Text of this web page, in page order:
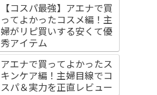
【コスパ最強】アエナで買
ってよかったコスメ編！主
婦がリピ買いする安くて優
秀アイテム
アエナで買ってよかったス
キンケア編！主婦目線でコ
スパ＆実力を正直レビュー